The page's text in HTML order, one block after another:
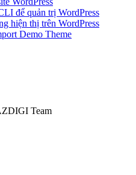
để quản trị WordPress
hiện thị trên WordPress
Demo Theme
Team